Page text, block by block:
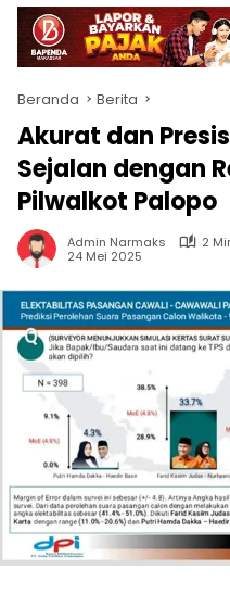
Beranda Berita
Akurat dan
Sejalan dengan
Pilwalkot Palopo
Admin Narmaks
2
24 Mei 2025